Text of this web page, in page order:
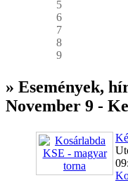
5
6
7
8
9
» Események,
November 9 -